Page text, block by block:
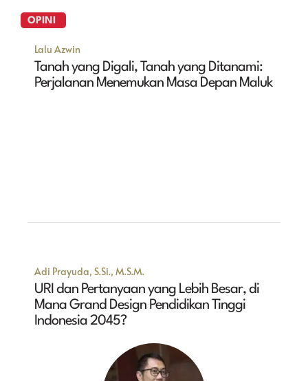
OPINI
Lalu Azwin
Tanah yang Digali, Tanah yang Ditanami:
Perjalanan Menemukan Masa Depan Maluk
Adi Prayuda, S.Si., M.S.M.
URI dan Pertanyaan yang Lebih Besar, di
Mana Grand Design Pendidikan Tinggi
Indonesia 2045?